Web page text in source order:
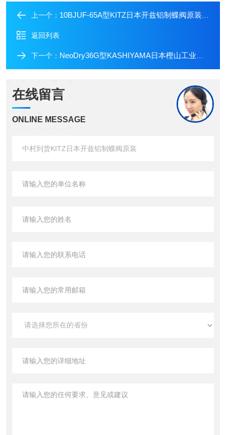
上一个： 10BJUF-65A型KITZ日本开兹铝制蝶阀原装10BJUF-65A
返回列表
下一个： NeoDry36G型KASHIYAMA日本樫山工业真空泵NeoDry36G
在线留言
ONLINE MESSAGE